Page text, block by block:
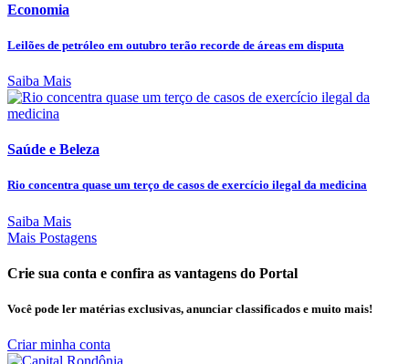
Economia
Leilões de petróleo em outubro terão recorde de áreas em disputa
Saiba Mais
Saúde e Beleza
Rio concentra quase um terço de casos de exercício ilegal da medicina
Saiba Mais
Mais Postagens
Crie sua conta e confira as vantagens do Portal
Você pode ler matérias exclusivas, anunciar classificados e muito mais!
Criar minha conta